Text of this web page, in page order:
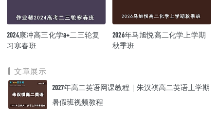
2024康冲高三化学a+二三轮复
习寒春班
2026年马旭悦高二化学上学期
秋季班
文章展示
2027年高二英语网课教程｜朱汉祺高二英语上学期
暑假班视频教程